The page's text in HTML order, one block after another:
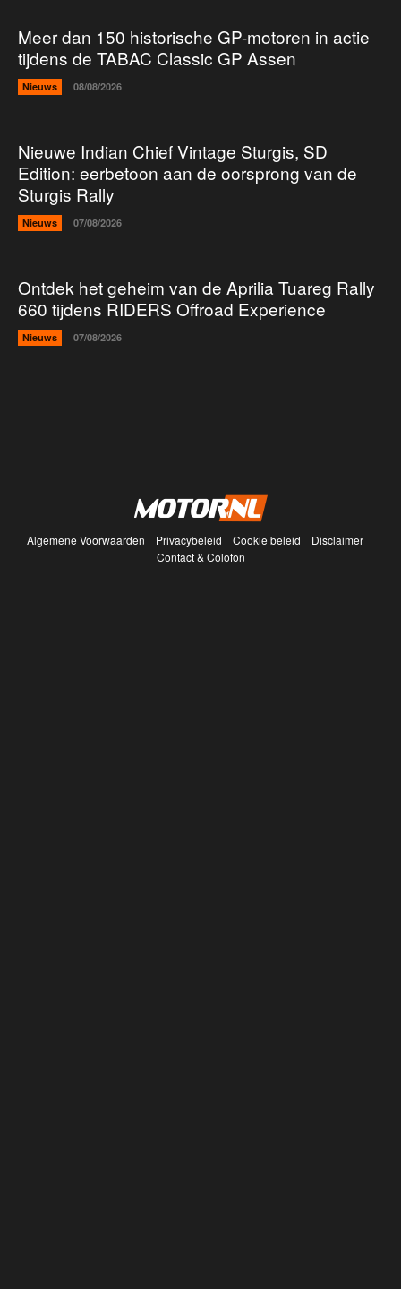
Meer dan 150 historische GP-motoren in actie
tijdens de TABAC Classic GP Assen
Nieuws 08/08/2026
Nieuwe Indian Chief Vintage Sturgis, SD
Edition: eerbetoon aan de oorsprong van de
Sturgis Rally
Nieuws 07/08/2026
Ontdek het geheim van de Aprilia Tuareg Rally
660 tijdens RIDERS Offroad Experience
Nieuws 07/08/2026
Algemene Voorwaarden Privacybeleid Cookie beleid
Disclaimer
Contact & Colofon